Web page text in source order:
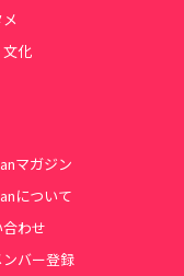
化
マガジン
について
わせ
バー登録